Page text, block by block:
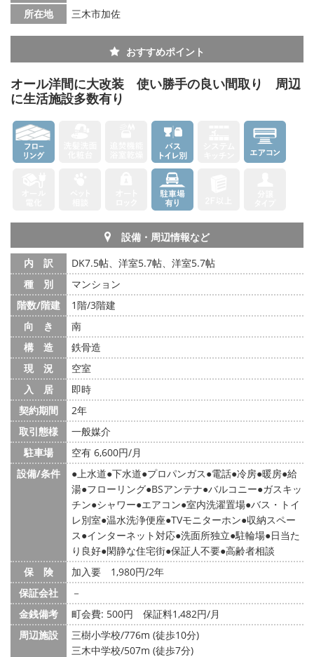
所在地
三木市加佐
おすすめポイント
オール洋間に大改装 使い勝手の良い間取り 周辺
に生活施設多数有り
設備・周辺情報など
内 訳
DK7.5帖、洋室5.7帖、洋室5.7帖
種 別
マンション
階数/階建
1階/3階建
向 き
南
構 造
鉄骨造
現 況
空室
入 居
即時
契約期間
2年
取引態様
一般媒介
駐車場
空有 6,600円/月
設備/条件
上水道 下水道 プロパンガス 電話 冷房 暖房 給
湯 フローリング BSアンテナ バルコニー ガスキッ
チン シャワー エアコン 室内洗濯置場 バス・トイ
レ別室 温水洗浄便座 TVモニターホン 収納スペー
ス インターネット対応 洗面所独立 駐輪場 日当た
り良好 閑静な住宅街 保証人不要 高齢者相談
保 険
加入要 1,980円/2年
保証会社
－
金銭備考
町会費: 500円
保証料1,482円/月
周辺施設
三樹小学校/776m (徒歩10分)
三木中学校/507m (徒歩7分)